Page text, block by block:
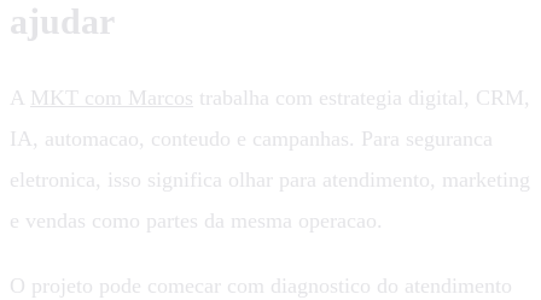
ajudar
A MKT com Marcos trabalha com estrategia digital, CRM,
IA, automacao, conteudo e campanhas. Para seguranca
eletronica, isso significa olhar para atendimento, marketing
e vendas como partes da mesma operacao.
O projeto pode comecar com diagnostico do atendimento